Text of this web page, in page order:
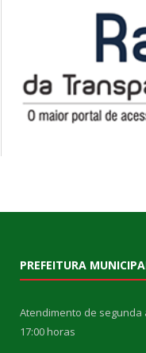
PREFEITURA
Atendimento de segunda
17:00 horas